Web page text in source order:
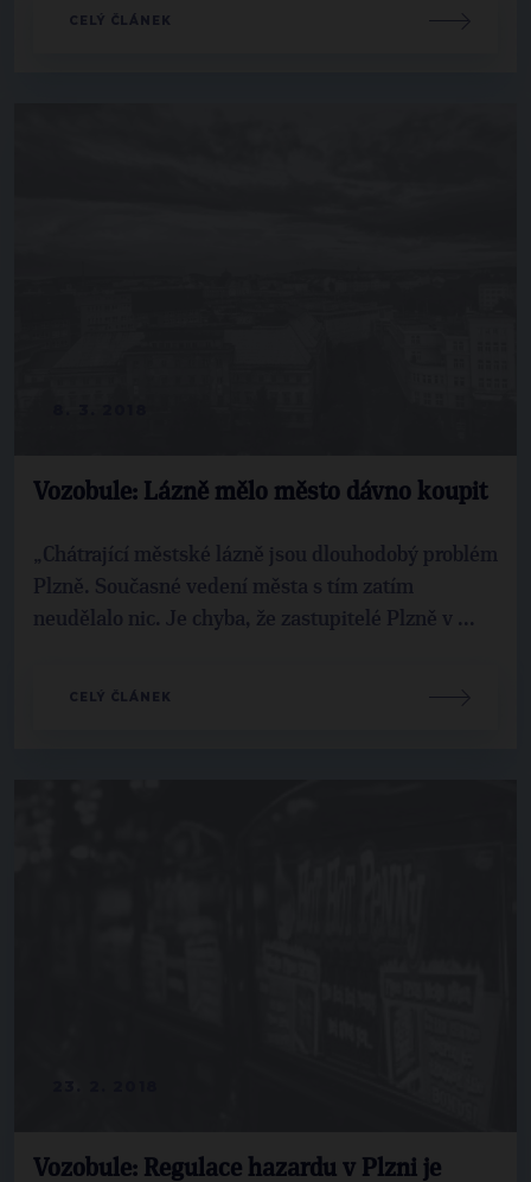
CELÝ ČLÁNEK
Vozobule: Lázně mělo město dávno koupit
„Chátrající městské lázně jsou dlouhodobý problém
Plzně. Současné vedení města s tím zatím
neudělalo nic. Je chyba, že zastupitelé Plzně v ...
CELÝ ČLÁNEK
Vozobule: Regulace hazardu v Plzni je